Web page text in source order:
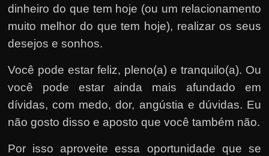
dinheiro do que tem hoje (ou um relacionamento
muito melhor do que tem hoje), realizar os seus
desejos e sonhos.
Você pode estar feliz, pleno(a) e tranquilo(a). Ou
você pode estar ainda mais afundado em
dívidas, com medo, dor, angústia e dúvidas. Eu
não gosto disso e aposto que você também não.
Por isso aproveite essa oportunidade que se